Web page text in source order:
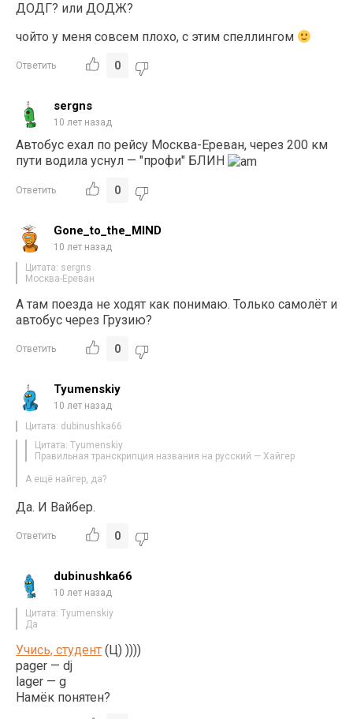
ДОДГ? или ДОДЖ?
чойто у меня совсем плохо, с этим спеллингом
Ответить 0
sergns
10 лет назад
Автобус ехал по рейсу Москва-Ереван, через 200 км
пути водила уснул — "профи" БЛИН
Ответить 0
Gone_to_the_MIND
10 лет назад
Цитата: sergns
Москва-Ереван
А там поезда не ходят как понимаю. Только самолёт и
автобус через Грузию?
Ответить 0
Tyumenskiy
10 лет назад
Цитата: dubinushka66
Цитата: Tyumenskiy
Правильная транскрипция названия на русский — Хайгер
А ещё найгер, да?
Да. И Вайбер.
Ответить 0
dubinushka66
10 лет назад
Цитата: Tyumenskiy
Да
Учись, студент (Ц) ))))
pager — dj
lager — g
Намёк понятен?